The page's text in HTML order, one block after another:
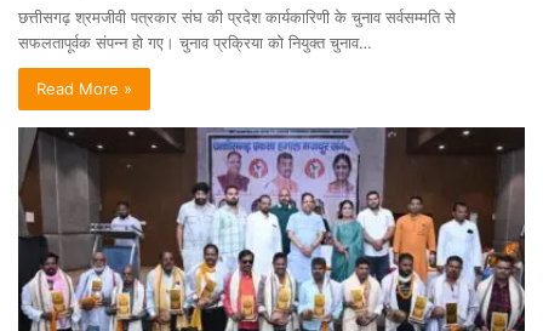
छत्तीसगढ़ श्रमजीवी पत्रकार संघ की प्रदेश कार्यकारिणी के चुनाव सर्वसम्मति से
सफलतापूर्वक संपन्न हो गए। चुनाव प्रक्रिया को नियुक्त चुनाव…
Read More »